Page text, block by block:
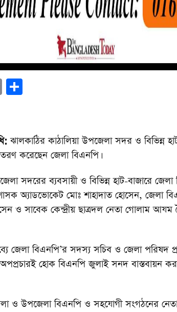
Email
ঝালকাঠির কাঠালিয়া উপজেলা সদর ও বিভিন্ন
করেছেন জেলা বিএনপি।
সদরের ব্যবসায়ী ও বিভিন্ন হাট-বাজারে
অ্যাডভোকেট মোঃ শাহাদাত হোসেন, জেলা
ও সাবেক কেন্দ্রীয় ছাত্রদল নেতা গোলাম আযম
জেলা বিএনপি’র সদস্য সচিব ও জেলা
হোক বিএনপি জুলাই সনদ বাস্তবায়ন
ও উপজেলা বিএনপি ও সহযোগী সংগঠনের